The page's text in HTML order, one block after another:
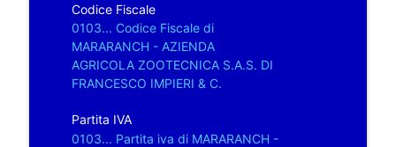
Codice Fiscale
0103... Codice Fiscale di
MARARANCH - AZIENDA
AGRICOLA ZOOTECNICA S.A.S. DI
FRANCESCO IMPIERI & C.
Partita IVA
0103... Partita iva di MARARANCH -